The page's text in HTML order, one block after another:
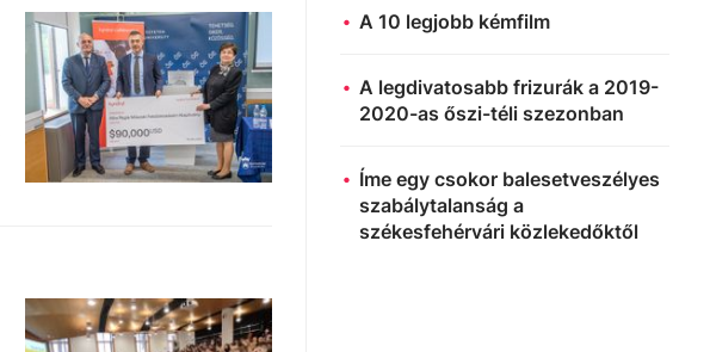
A 10 legjobb kémfilm
A legdivatosabb frizurák a 2019-
2020-as őszi-téli szezonban
Íme egy csokor balesetveszélyes
szabálytalanság a
székesfehérvári közlekedőktől